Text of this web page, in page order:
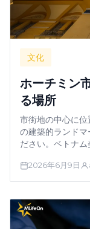
文化
ホーチミン
る場所
市街地の中心に
の建築的ランドマ
ださい。ベトナ
イ・ボン・ホア邸
2026年6月9日